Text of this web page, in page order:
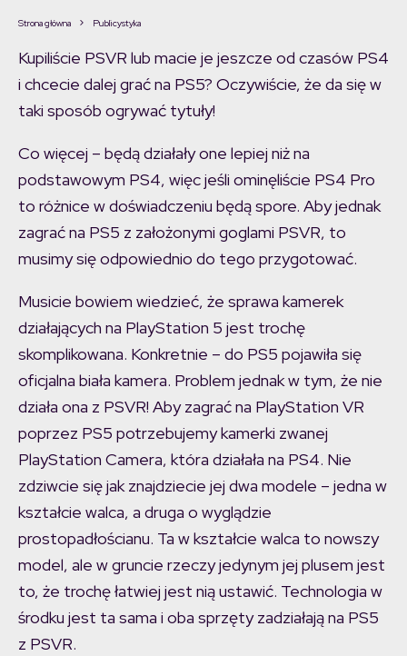
Strona główna Publicystyka
Kupiliście PSVR lub macie je jeszcze od czasów PS4
i chcecie dalej grać na PS5? Oczywiście, że da się w
taki sposób ogrywać tytuły!
Co więcej – będą działały one lepiej niż na
podstawowym PS4, więc jeśli ominęliście PS4 Pro
to różnice w doświadczeniu będą spore. Aby jednak
zagrać na PS5 z założonymi goglami PSVR, to
musimy się odpowiednio do tego przygotować.
Musicie bowiem wiedzieć, że sprawa kamerek
działających na PlayStation 5 jest trochę
skomplikowana. Konkretnie – do PS5 pojawiła się
oficjalna biała kamera. Problem jednak w tym, że nie
działa ona z PSVR! Aby zagrać na PlayStation VR
poprzez PS5 potrzebujemy kamerki zwanej
PlayStation Camera, która działała na PS4. Nie
zdziwcie się jak znajdziecie jej dwa modele – jedna w
kształcie walca, a druga o wyglądzie
prostopadłościanu. Ta w kształcie walca to nowszy
model, ale w gruncie rzeczy jedynym jej plusem jest
to, że trochę łatwiej jest nią ustawić. Technologia w
środku jest ta sama i oba sprzęty zadziałają na PS5
z PSVR.